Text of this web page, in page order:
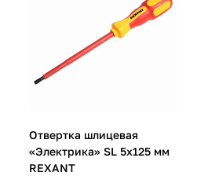
Отвертка шлицевая
«Электрика» SL 5х125 мм
REXANT